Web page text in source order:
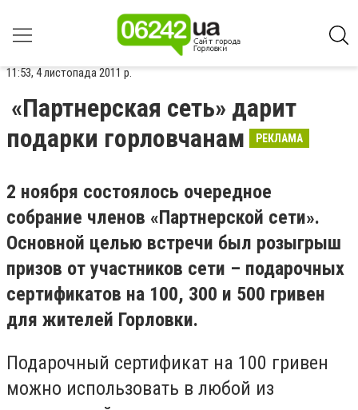
11:53, 4 листопада 2011 р.
«Партнерская сеть» дарит
подарки горловчанам
РЕКЛАМА
2 ноября состоялось очередное
собрание членов «Партнерской сети».
Основной целью встречи был розыгрыш
призов от участников сети – подарочных
сертификатов на 100, 300 и 500 гривен
для жителей Горловки.
Подарочный сертификат на 100 гривен
можно использовать в любой из